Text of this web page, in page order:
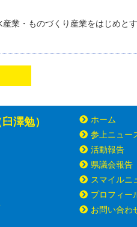
業・ものづくり産業をはじめと
澤勉）
ホーム
参上ニュー
活動報告
県議会報告
スマイルニ
プロフィー
お問い合わ